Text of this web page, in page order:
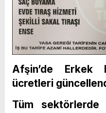
Afşin’de Erkek
ücretleri
Tüm sektörlerde